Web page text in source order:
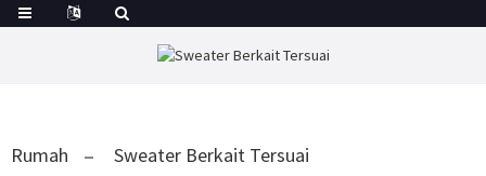
Rumah Sweater Berkait Tersuai